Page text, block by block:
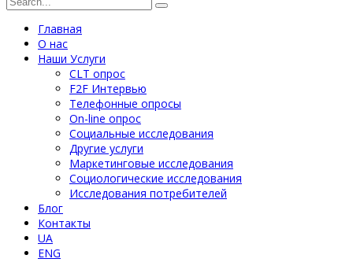
Главная
О нас
Наши Услуги
СLT опрос
F2F Интервью
Телефонные опросы
On-line опрос
Социальные исследования
Другие услуги
Маркетинговые исследования
Социологические исследования
Исследования потребителей
Блог
Контакты
UA
ENG